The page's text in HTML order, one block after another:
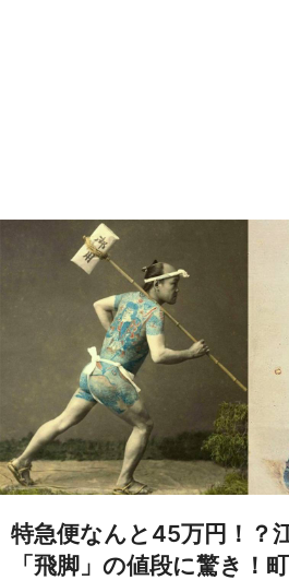
特急便なんと45万円！？
「飛脚」の値段に驚き！